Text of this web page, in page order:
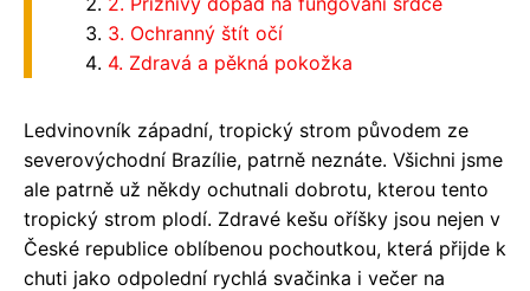
3. Ochranný štít očí
4. Zdravá a pěkná pokožka
Ledvinovník západní, tropický strom původem ze
severovýchodní Brazílie, patrně neznáte. Všichni jsme
ale patrně už někdy ochutnali dobrotu, kterou tento
tropický strom plodí. Zdravé kešu oříšky jsou nejen v
České republice oblíbenou pochoutkou, která přijde k
chuti jako odpolední rychlá svačinka i večer na